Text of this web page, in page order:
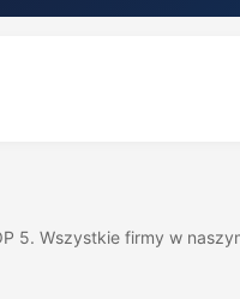
5. Wszystkie firmy w